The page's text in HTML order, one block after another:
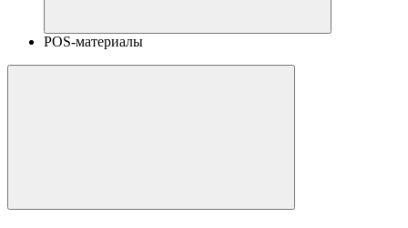
POS-материалы